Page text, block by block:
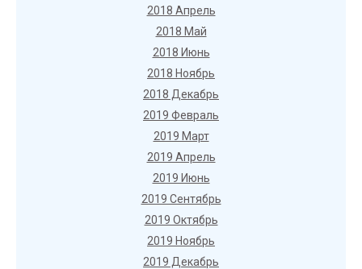
2018 Апрель
2018 Май
2018 Июнь
2018 Ноябрь
2018 Декабрь
2019 Февраль
2019 Март
2019 Апрель
2019 Июнь
2019 Сентябрь
2019 Октябрь
2019 Ноябрь
2019 Декабрь